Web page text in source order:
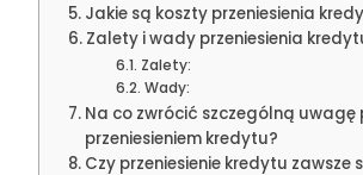
Jakie są koszty przeniesienia
Zalety i wady przeniesienia
Zalety:
Wady:
Na co zwrócić szczególną uwagę
przeniesieniem kredytu?
Czy przeniesienie kredytu zawsze